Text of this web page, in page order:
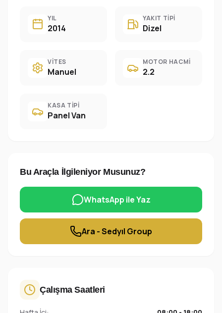
YIL
2014
YAKIT TIPI
Dizel
VITES
Manuel
MOTOR HACMI
2.2
KASA TIPI
Panel Van
Bu Araçla İlgileniyor Musunuz?
WhatsApp ile Yaz
Ara - Sedyıl Group
Çalışma Saatleri